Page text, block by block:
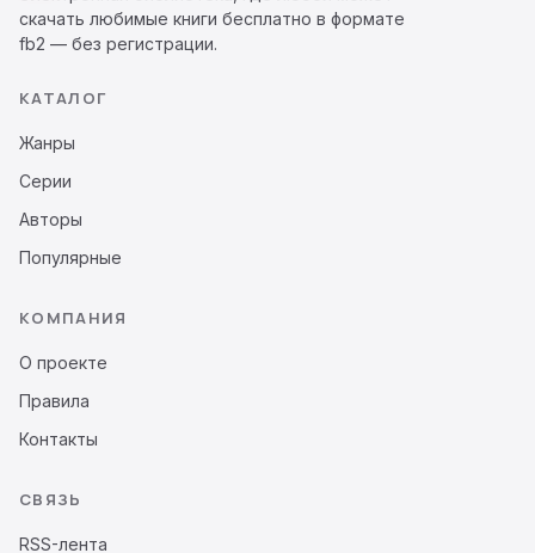
скачать любимые книги бесплатно в формате
fb2 — без регистрации.
КАТАЛОГ
Жанры
Серии
Авторы
Популярные
КОМПАНИЯ
О проекте
Правила
Контакты
СВЯЗЬ
RSS-лента